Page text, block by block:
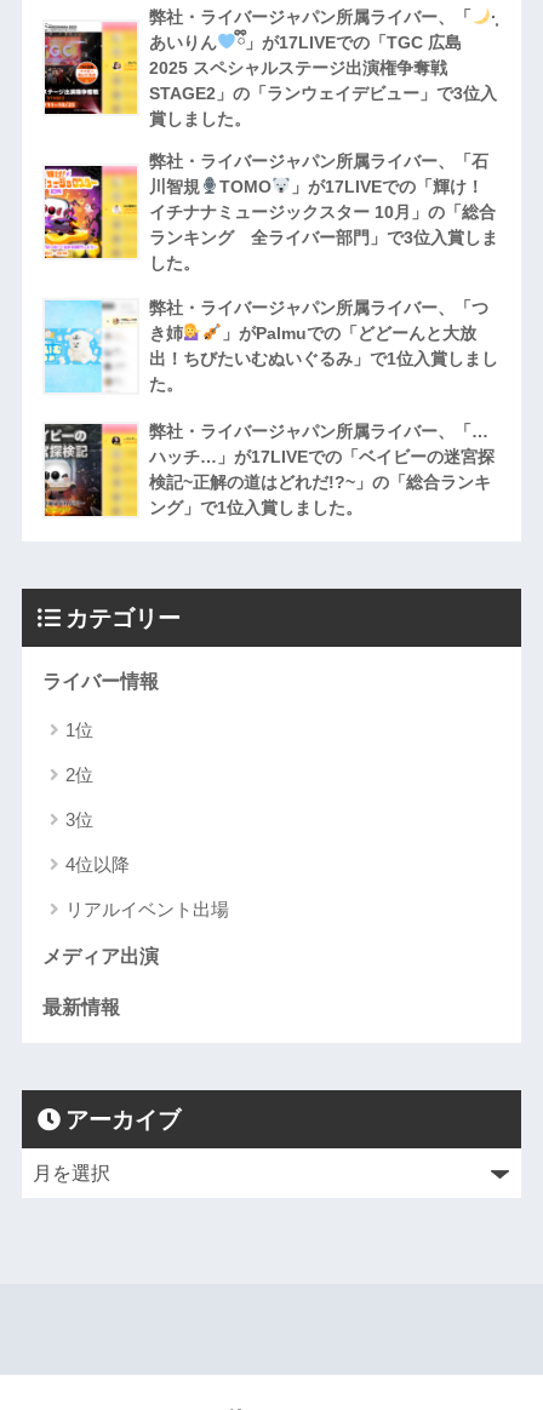
弊社・ライバージャパン所属ライバー、「
·̩͙
あいりん
ྀི」が17LIVEでの「TGC 広島
2025 スペシャルステージ出演権争奪戦
STAGE2」の「ランウェイデビュー」で3位入
賞しました。
弊社・ライバージャパン所属ライバー、「石
川智規
TOMO
」が17LIVEでの「輝け！
イチナナミュージックスター 10月」の「総合
ランキング 全ライバー部門」で3位入賞しま
した。
弊社・ライバージャパン所属ライバー、「つ
き姉
」がPalmuでの「どどーんと大放
出！ちびたいむぬいぐるみ」で1位入賞しまし
た。
弊社・ライバージャパン所属ライバー、「…
ハッチ…」が17LIVEでの「ベイビーの迷宮探
検記~正解の道はどれだ!?~」の「総合ランキ
ング」で1位入賞しました。
カテゴリー
ライバー情報
1位
2位
3位
4位以降
リアルイベント出場
メディア出演
最新情報
アーカイブ